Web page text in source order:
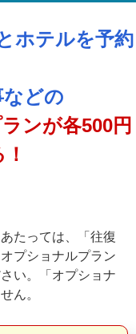
ホテルを予約
などの
ンが各500円
たっては、「往復
プショナルプラン
い。「オプショナ
ん。